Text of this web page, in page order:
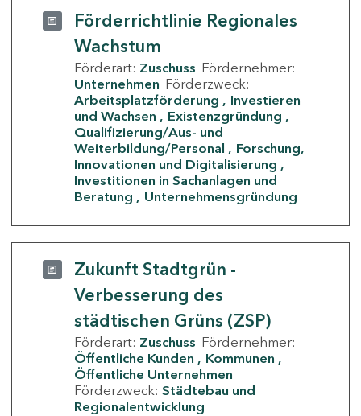
Förderrichtlinie Regionales
Wachstum
Förderart: Zuschuss Fördernehmer:
Unternehmen Förderzweck:
Arbeitsplatzförderung
Investieren
und Wachsen
Existenzgründung
Qualifizierung/Aus- und
Weiterbildung/Personal
Forschung,
Innovationen und Digitalisierung
Investitionen in Sachanlagen und
Beratung
Unternehmensgründung
Zukunft Stadtgrün -
Verbesserung des
städtischen Grüns (ZSP)
Förderart: Zuschuss Fördernehmer:
Öffentliche Kunden
Kommunen
Öffentliche Unternehmen
Förderzweck: Städtebau und
Regionalentwicklung